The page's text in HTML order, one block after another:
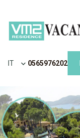
IT 0565976202